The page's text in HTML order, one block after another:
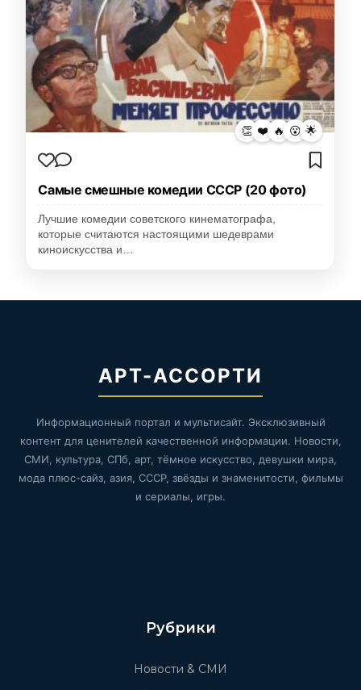
👏 ❤️ 🔥 😮 🌟
Самые смешные комедии СССР (20 фото)
Лучшие комедии советского кинематографа,
которые считаются настоящими шедеврами
киноискусства и…
АРТ-АССОРТИ
Информационный портал и мультисайт. Эксклюзивный
контент для ценителей качественной информации. Новости,
СМИ, культура, СПб, арт, тёмное искусство, девушки мира,
мода плюс-сайз, азия, СССР, звёзды и знаменитости, фильмы
и сериалы, игры.
Рубрики
Новости & СМИ